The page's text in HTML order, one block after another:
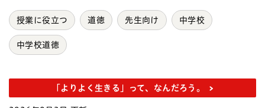
授業に役立つ 道徳 先生向け 中学校
中学校道徳
「よりよく生きる」って、なんだろう。